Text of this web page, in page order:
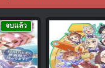
จบแล้ว